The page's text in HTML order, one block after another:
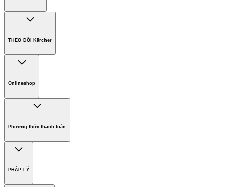
Công ty Karcher
Tuyển dụng
Phát triển bền vững
Chính sách bảo hành các sản phẩm
THEO DÕI Kärcher
Onlineshop
Phương thức thanh toán
Phương thức thanh toán
PHÁP LÝ